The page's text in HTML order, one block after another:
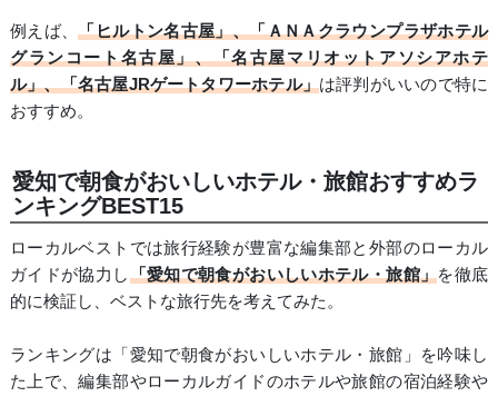
例えば、「ヒルトン名古屋」、「ＡＮＡクラウンプラザホテル
グランコート名古屋」、「名古屋マリオットアソシアホテ
ル」、「名古屋JRゲートタワーホテル」は評判がいいので特に
おすすめ。
愛知で朝食がおいしいホテル・旅館おすすめラ
ンキングBEST15
ローカルベストでは旅行経験が豊富な編集部と外部のローカル
ガイドが協力し「愛知で朝食がおいしいホテル・旅館」を徹底
的に検証し、ベストな旅行先を考えてみた。
ランキングは「愛知で朝食がおいしいホテル・旅館」を吟味し
た上で、編集部やローカルガイドのホテルや旅館の宿泊経験や